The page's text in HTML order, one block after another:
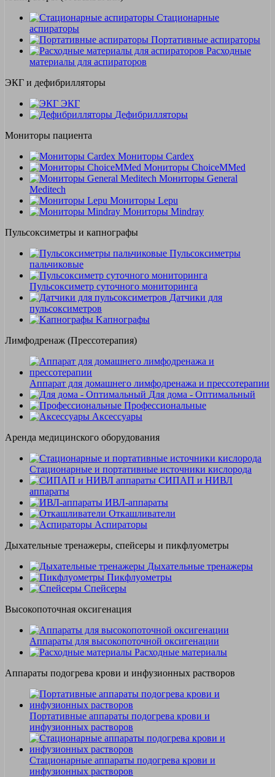
Стационарные
аспираторы
Портативные аспираторы
Расходные
материалы для аспираторов
ЭКГ и дефибрилляторы
ЭКГ
Дефибрилляторы
Мониторы пациента
Мониторы Cardex
Мониторы ChoiceMMed
Мониторы General
Meditech
Мониторы Lepu
Мониторы Mindray
Пульсоксиметры и капнографы
Пульсоксиметры
пальчиковые
Пульсоксиметр суточного мониторинга
Датчики для
пульсоксиметров
Kапнографы
Лимфодренаж (Прессотерапия)
Аппарат для домашнего лимфодренажа и прессотерапии
Для дома - Оптимальный
Профессиональные
Аксессуары
Аренда медицинского оборудования
Стационарные и портативные источники кислорода
СИПАП и НИВЛ
аппараты
ИВЛ-аппараты
Откашливатели
Аспираторы
Дыхательные тренажеры, спейсеры и пикфлуометры
Дыхательные тренажеры
Пикфлуометры
Спейсеры
Высокопоточная оксигенация
Аппараты для высокопоточной оксигенации
Расходные материалы
Аппараты подогрева крови и инфузионных растворов
Портативные аппараты подогрева крови и
инфузионных растворов
Стационарные аппараты подогрева крови и
инфузионных растворов